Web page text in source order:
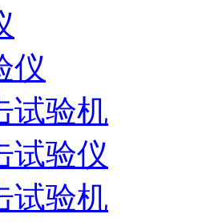
仪
试验机
试验仪
试验机